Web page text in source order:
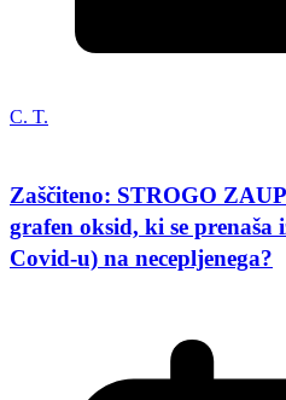
C. T.
Zaščiteno: STROGO
grafen oksid, ki se prenaša
Covid-u) na necepljenega?